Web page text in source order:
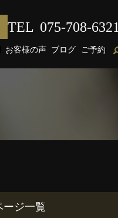
お客様の声 ブログ ご予約
TEL 075-708-6321